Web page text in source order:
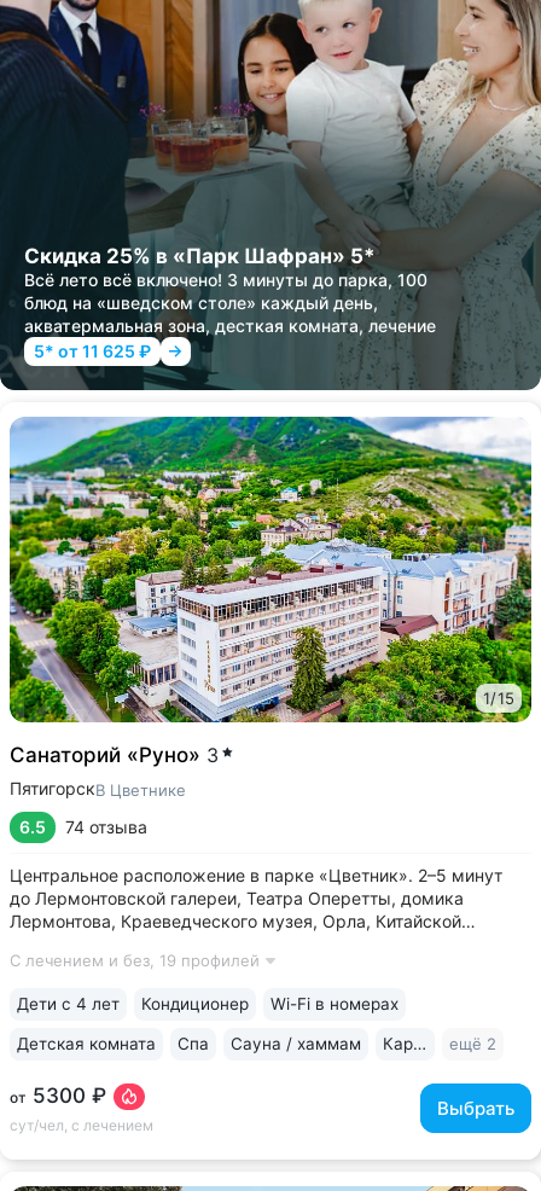
Скидка 25% в «Парк Шафран» 5*
Всё лето всё включено! 3 минуты до парка, 100
блюд на «шведском столе» каждый день,
акватермальная зона, десткая комната, лечение
5* от 11 625 ₽
1/15
Санаторий «Руно» 3
ПятигорскВ Цветнике
6.5 74 отзыва
Центральное расположение в парке «Цветник». 2–5 минут
до Лермонтовской галереи, Театра Оперетты, домика
Лермонтова, Краеведческого музея, Орла, Китайской
«Каштан». Теплые переходы между основным и лечебным
С лечением и без, 19 профилей
от 5300 ₽
сут/чел, с лечением
Выбрать
Дети с 4 лет Кондиционер Wi-Fi в номерах
Детская комната Спа Сауна / хаммам Караоке ещё 2